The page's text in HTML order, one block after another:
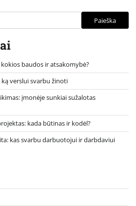
Paieška
baudos ir atsakomybė?
verslui svarbu žinoti
įmonėje sunkiai sužalotas
kada būtinas ir kodėl?
kas svarbu darbuotojui ir darbdaviui